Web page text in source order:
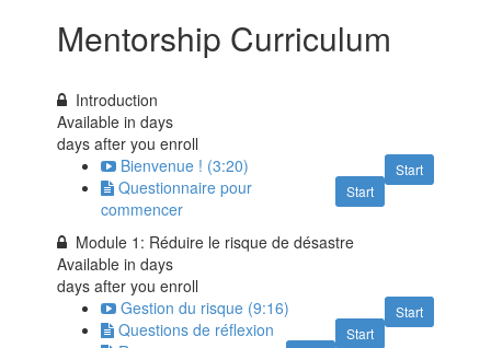
Mentorship Curriculum
Introduction
Available indays
days after you enroll
Start
Bienvenue ! (3:20)
Start
Questionnaire pour
commencer
Module 1: Réduire le risque de désastre
Available indays
days after you enroll
Start
Gestion du risque (9:16)
Start
Questions de réflexion